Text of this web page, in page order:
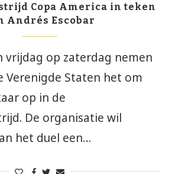
Copa America in teken
Andrés Escobar
vrijdag op zaterdag nemen
Verenigde Staten het om
op in de
De organisatie wil
het duel een…